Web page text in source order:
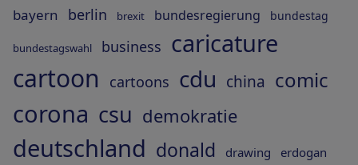
bayern berlin brexit bundesregierung bundestag
bundestagswahl business caricature
cartoon cartoons cdu china comic
corona csu demokratie
deutschland donald drawing erdogan